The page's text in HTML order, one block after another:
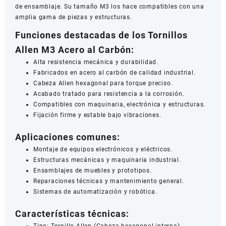
de ensamblaje. Su tamaño M3 los hace compatibles con una
amplia gama de piezas y estructuras.
Funciones destacadas de los Tornillos
Allen M3 Acero al Carbón:
Alta resistencia mecánica y durabilidad.
Fabricados en acero al carbón de calidad industrial.
Cabeza Allen hexagonal para torque preciso.
Acabado tratado para resistencia a la corrosión.
Compatibles con maquinaria, electrónica y estructuras.
Fijación firme y estable bajo vibraciones.
Aplicaciones comunes:
Montaje de equipos electrónicos y eléctricos.
Estructuras mecánicas y maquinaria industrial.
Ensamblajes de muebles y prototipos.
Reparaciones técnicas y mantenimiento general.
Sistemas de automatización y robótica.
Características técnicas: